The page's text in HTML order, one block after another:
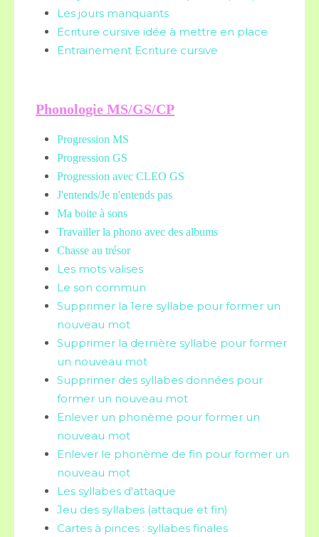
Les jours manquants
Ecriture cursive idée à mettre en place
Entrainement Ecriture cursive
Phonologie MS/GS/CP
Progression MS
Progression GS
Progression avec CLEO GS
J'entends/Je n'entends pas
Ma boite à sons
Travailler la phono avec des albums
Chasse au trésor
Les mots valises
Le son commun
Supprimer la 1ere syllabe pour former un
nouveau mot
Supprimer la dernière syllabe pour former
un nouveau mot
Supprimer des syllabes données pour
former un nouveau mot
Enlever un phonème pour former un
nouveau mot
Enlever le phonème de fin pour former un
nouveau mot
Les syllabes d'attaque
Jeu des syllabes (attaque et fin)
Cartes à pinces : syllabes finales